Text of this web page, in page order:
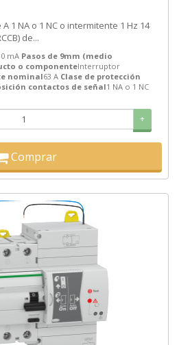
de...
mA Pasos de 9mm (medio
o componenteInterruptor
nominal63 A Clase de protección
contactos de señal1 NA o 1 NC
+
Comprar